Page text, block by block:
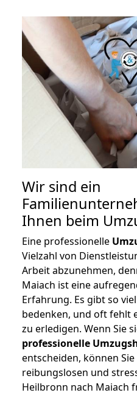
Wir sind ein
Ihnen beim
Eine professionelle
Vielzahl von
Arbeit abzunehmen,
Maiach ist eine
Erfahrung. Es gibt so
bedenken, und oft fehlt
zu erledigen. Wenn Sie
professionelle
entscheiden, können
reibungslosen und
Heilbronn nach Maiach